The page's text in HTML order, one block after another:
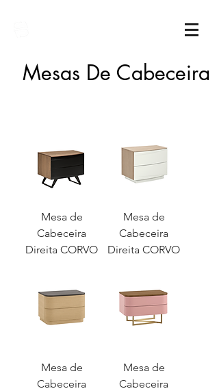
Mesas De Cabeceira
Mesa de
Cabeceira
Direita CORVO
Mesa de
Cabeceira
Direita CORVO
Mesa de
Cabeceira
Mesa de
Cabeceira